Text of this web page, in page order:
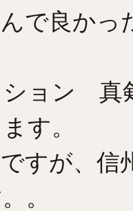
で良か
ション 真
す。
すが、信
。